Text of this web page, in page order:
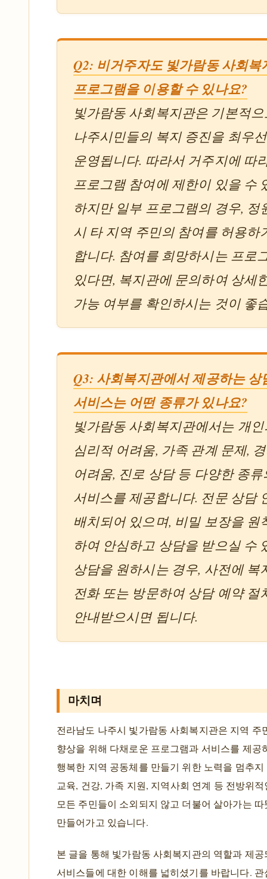
Q2: 비거주자도 빛가람동 사회복
프로그램을 이용할 수 있나요?
빛가람동 사회복지관은 기본적
나주시민들의 복지 증진을 최우
운영됩니다. 따라서 거주지에 따
프로그램 참여에 제한이 있을 수
하지만 일부 프로그램의 경우, 정
시 타 지역 주민의 참여를 허용하
합니다. 참여를 희망하시는 프로
있다면, 복지관에 문의하여 상세
가능 여부를 확인하시는 것이 좋
Q3: 사회복지관에서 제공하는 상
서비스는 어떤 종류가 있나요?
빛가람동 사회복지관에서는 개
심리적 어려움, 가족 관계 문제,
어려움, 진로 상담 등 다양한 종
서비스를 제공합니다. 전문 상담
배치되어 있으며, 비밀 보장을 원
하여 안심하고 상담을 받으실 수
상담을 원하시는 경우, 사전에 복
전화 또는 방문하여 상담 예약 절
안내받으시면 됩니다.
마치며
전라남도 나주시 빛가람동 사회복지관은 지역 주
향상을 위해 다채로운 프로그램과 서비스를 제공
행복한 지역 공동체를 만들기 위한 노력을 멈추
교육, 건강, 가족 지원, 지역사회 연계 등 전방위
모든 주민들이 소외되지 않고 더불어 살아가는
만들어가고 있습니다.
본 글을 통해 빛가람동 사회복지관의 역할과 제공
서비스들에 대한 이해를 넓히셨기를 바랍니다. 관